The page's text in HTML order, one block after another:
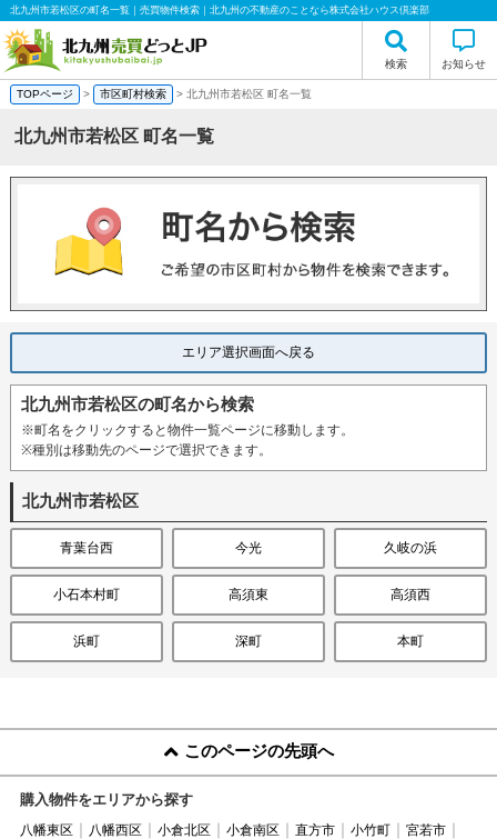
北九州市若松区の町名一覧｜売買物件検索｜北九州の不動産のことなら株式会社ハウス倶楽部
検索 お知らせ
TOPページ > 市区町村検索 > 北九州市若松区 町名一覧
北九州市若松区 町名一覧
エリア選択画面へ戻る
北九州市若松区の町名から検索
※町名をクリックすると物件一覧ページに移動します。
※種別は移動先のページで選択できます。
北九州市若松区
青葉台西 今光 久岐の浜
小石本村町 高須東 高須西
浜町 深町 本町
このページの先頭へ
購入物件をエリアから探す
八幡東区 八幡西区 小倉北区 小倉南区 直方市 小竹町
宮若市